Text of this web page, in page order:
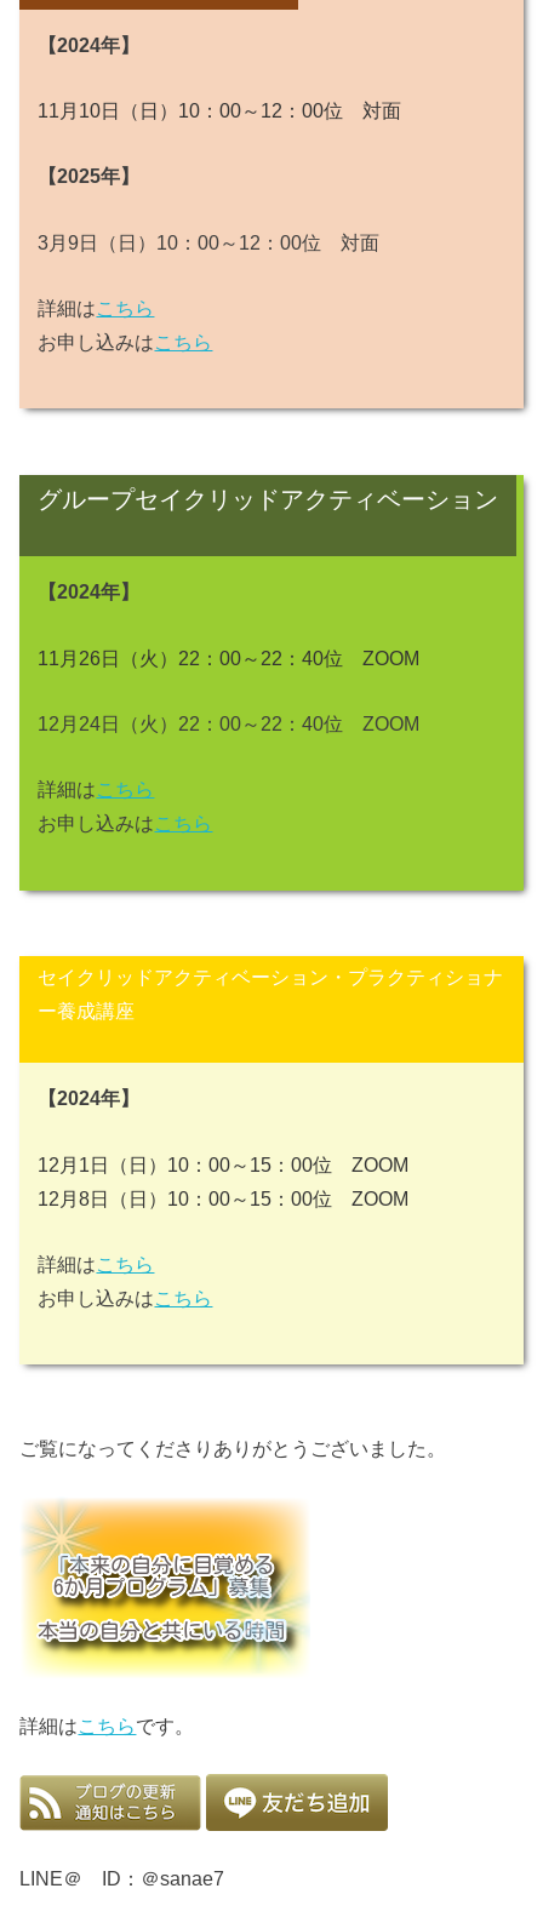
【2024年】
11月10日（日）10：00～12：00位 対面
【2025年】
3月9日（日）10：00～12：00位 対面
詳細はこちら
お申し込みはこちら
グループセイクリッドアクティベーション
【2024年】
11月26日（火）22：00～22：40位 ZOOM
12月24日（火）22：00～22：40位 ZOOM
詳細はこちら
お申し込みはこちら
セイクリッドアクティベーション・ プラクティショナ
ー養成講座
【2024年】
12月1日（日）10：00～15：00位 ZOOM
12月8日（日）10：00～15：00位 ZOOM
詳細はこちら
お申し込みはこちら
ご覧になってくださりありがとうございました。
詳細はこちらです。
LINE＠ ID：＠sanae7